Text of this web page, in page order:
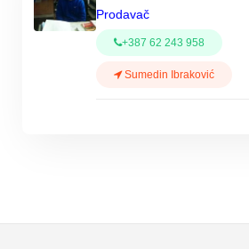
Prodavač
+387 62 243 958
Sumedin Ibraković